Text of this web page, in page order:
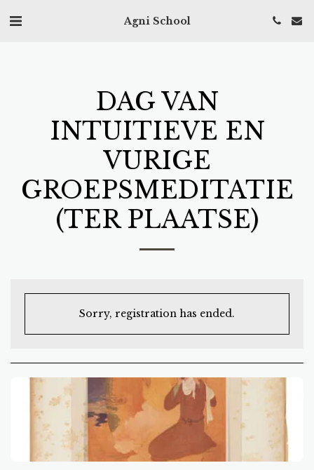
Agni School
DAG VAN
INTUITIEVE EN
VURIGE
GROEPSMEDITATIE
(TER PLAATSE)
Sorry, registration has ended.